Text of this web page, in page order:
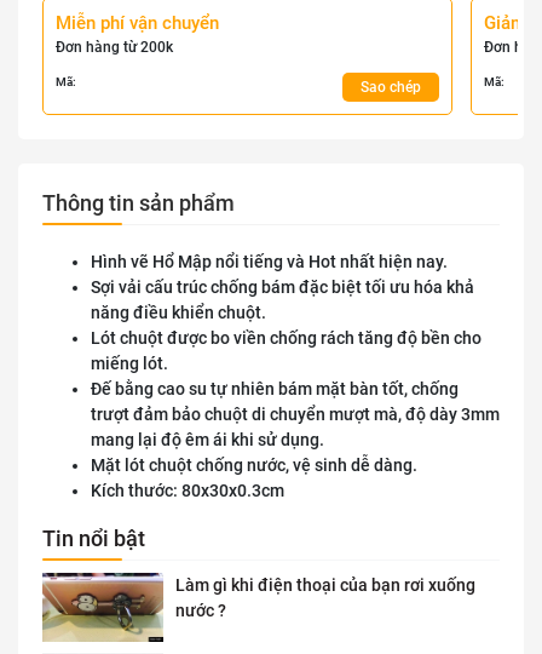
Miễn phí vận chuyển
Đơn hàng từ 200k
Mã: Sao chép
Giảm
Đơn
Mã:
Thông tin sản phẩm
Hình vẽ Hổ Mập nổi tiếng và Hot nhất hiện nay.
Sợi vải cấu trúc chống bám đặc biệt tối ưu hóa khả
năng điều khiển chuột.
Lót chuột được bo viền chống rách tăng độ bền cho
miếng lót.
Đế bằng cao su tự nhiên bám mặt bàn tốt, chống
trượt đảm bảo chuột di chuyển mượt mà, độ dày 3mm
mang lại độ êm ái khi sử dụng.
Mặt lót chuột chống nước, vệ sinh dễ dàng.
Kích thước: 80x30x0.3cm
Tin nổi bật
Làm gì khi điện thoại của bạn rơi xuống
nước ?